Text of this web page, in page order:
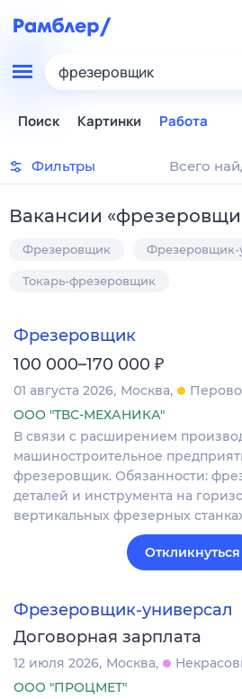
фрезеровщик
Поиск Картинки Работа
Фильтры Всего
Вакансии «
Фрезеровщик Фрезеровщик-
Токарь-фрезеровщик
Фрезеровщик
100 000–170 000 ₽
01 августа 2026 Москва
Перово
ООО "ТВС-МЕХАНИКА"
В связи с расширением
машиностроительное
фрезеровщик. Обязанности:
деталей и инструмента на
вертикальных фрезерных
Откликнуться
Фрезеровщик-универсал
Договорная зарплата
12 июля 2026 Москва
ООО "ПРОЦМЕТ"